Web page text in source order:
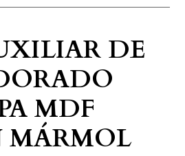
DE
MDF
MÁRMOL